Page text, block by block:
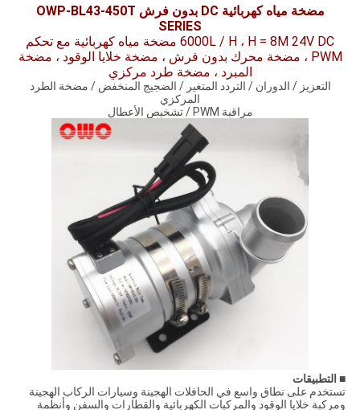
الموقع
سياسة
الخصوصية
مضخة مياه كهربائية DC بدون فرش OWP-BL43-450T
SERIES
6000L / H ، H = 8M 24V DC مضخة مياه كهربائية مع تحكم
PWM ، مضخة محرك بدون فرش ، مضخة خلايا الوقود ، مضخة
المبرد ، مضخة طرد مركزي
التعزيز / الدوران / التردد المتغير / الضجيج المنخفض / مضخة الطرد
المركزي
مراقبة PWM / تشخيص الأعطال
■ التطبيقات
تستخدم على نطاق واسع في الحافلات الهجينة وسيارات الركاب الهجينة
ومركبة خلايا الوقود والمركبات الكهربائية والقطارات والسفن وأنظمة